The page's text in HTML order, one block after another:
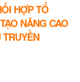
HỢP TỔ
NÂNG CAO